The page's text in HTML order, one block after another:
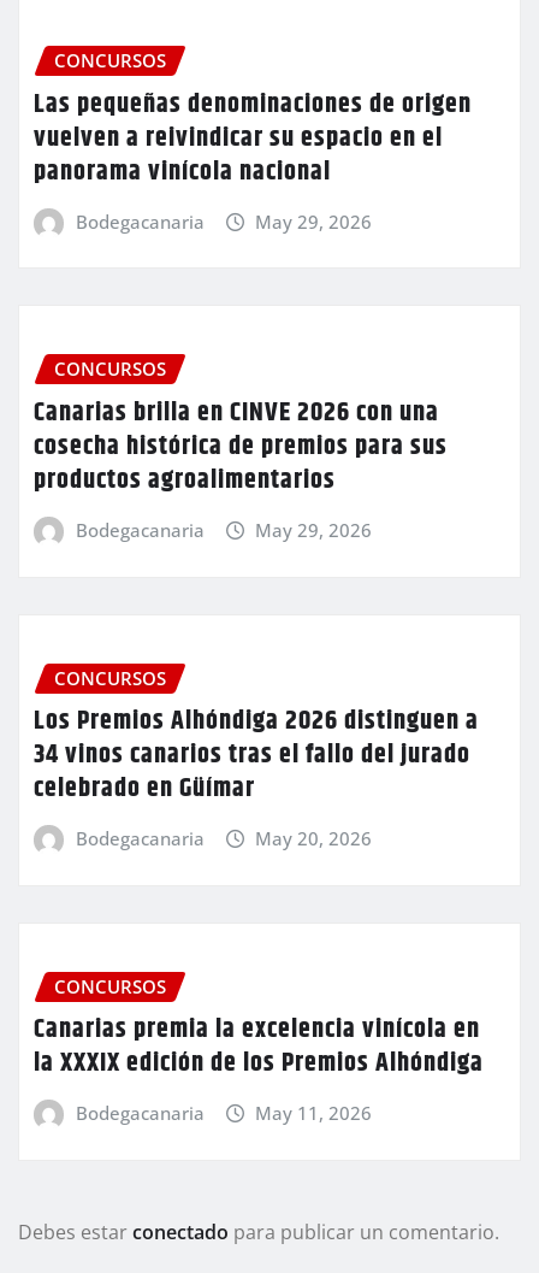
CONCURSOS
Las pequeñas denominaciones de origen
vuelven a reivindicar su espacio en el
panorama vinícola nacional
Bodegacanaria May 29, 2026
CONCURSOS
Canarias brilla en CINVE 2026 con una
cosecha histórica de premios para sus
productos agroalimentarios
Bodegacanaria May 29, 2026
CONCURSOS
Los Premios Alhóndiga 2026 distinguen a
34 vinos canarios tras el fallo del jurado
celebrado en Güímar
Bodegacanaria May 20, 2026
CONCURSOS
Canarias premia la excelencia vinícola en
la XXXIX edición de los Premios Alhóndiga
Bodegacanaria May 11, 2026
Debes estarconectado para publicar un comentario.